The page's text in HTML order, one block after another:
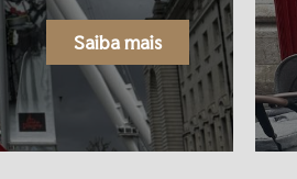
Saiba mais